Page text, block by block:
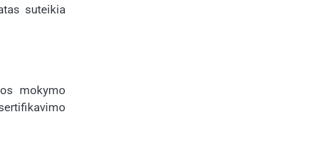
suteikia
mokymo